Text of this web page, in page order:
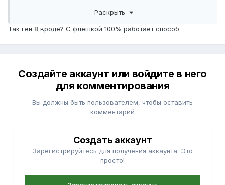
Раскрыть
Так ген 8 вроде? С флешкой 100% работает способ
Создайте аккаунт или войдите в него
для комментирования
Вы должны быть пользователем, чтобы оставить
комментарий
Создать аккаунт
Зарегистрируйтесь для получения аккаунта. Это
просто!